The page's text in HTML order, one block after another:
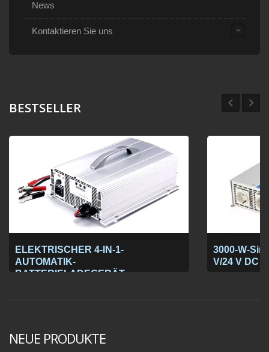
News
Kontaktieren Sie uns
BESTSELLER
ELEKTRISCHER 4-IN-1-
AUTOMATIK-
BATTERIELADEGERÄT
3000-W-
V/24 V DC
NEUE PRODUKTE